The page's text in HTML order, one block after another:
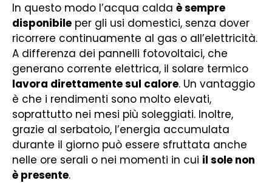
In questo modo l’acqua calda è sempre
disponibile per gli usi domestici, senza dover
ricorrere continuamente al gas o all’elettricità.
A differenza dei pannelli fotovoltaici, che
generano corrente elettrica, il solare termico
lavora direttamente sul calore. Un vantaggio
è che i rendimenti sono molto elevati,
soprattutto nei mesi più soleggiati. Inoltre,
grazie al serbatoio, l’energia accumulata
durante il giorno può essere sfruttata anche
nelle ore serali o nei momenti in cui il sole non
è presente.